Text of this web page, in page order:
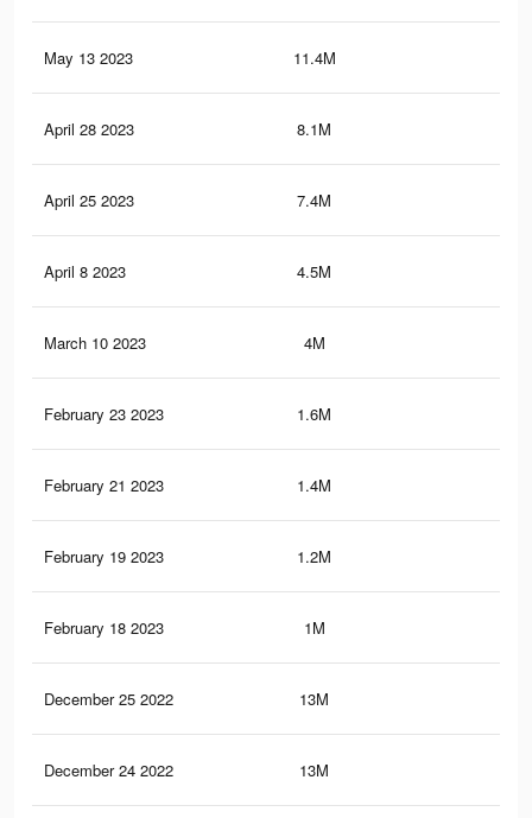
May 13 2023 11.4M
April 28 2023 8.1M
April 25 2023 7.4M
April 8 2023 4.5M
March 10 2023 4M
February 23 2023 1.6M
February 21 2023 1.4M
February 19 2023 1.2M
February 18 2023 1M
December 25 2022 13M
December 24 2022 13M